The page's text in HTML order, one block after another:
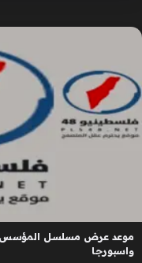
واسبورجا